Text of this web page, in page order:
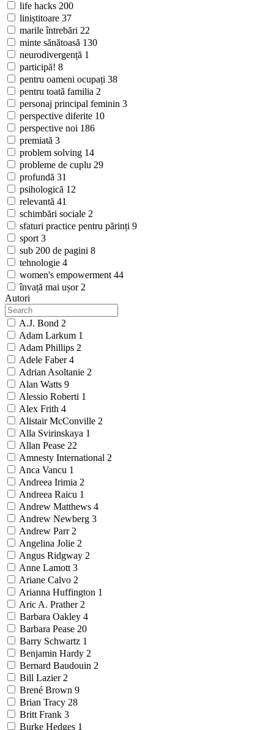
life hacks 200
liniștitoare 37
marile întrebări 22
minte sănătoasă 130
neurodivergență 1
participă! 8
pentru oameni ocupați 38
pentru toată familia 2
personaj principal feminin 3
perspective diferite 10
perspective noi 186
premiată 3
problem solving 14
probleme de cuplu 29
profundă 31
psihologică 12
relevantă 41
schimbări sociale 2
sfaturi practice pentru părinți 9
sport 3
sub 200 de pagini 8
tehnologie 4
women's empowerment 44
învață mai ușor 2
Autori
A.J. Bond 2
Adam Larkum 1
Adam Phillips 2
Adele Faber4
Adrian Asoltanie 2
Alan Watts 9
Alessio Roberti 1
Alex Frith 4
Alistair McConville 2
Alla Svirinskaya 1
Allan Pease 22
Amnesty International 2
Anca Vancu 1
Andreea Irimia 2
Andreea Raicu 1
Andrew Matthews 4
Andrew Newberg 3
Andrew Parr 2
Angelina Jolie 2
Angus Ridgway 2
Anne Lamott 3
Ariane Calvo 2
Arianna Huffington 1
Aric A. Prather 2
Barbara Oakley 4
Barbara Pease 20
Barry Schwartz 1
Benjamin Hardy 2
Bernard Baudouin 2
Bill Lazier 2
Brené Brown 9
Brian Tracy 28
Britt Frank 3
Burke Hedges 1